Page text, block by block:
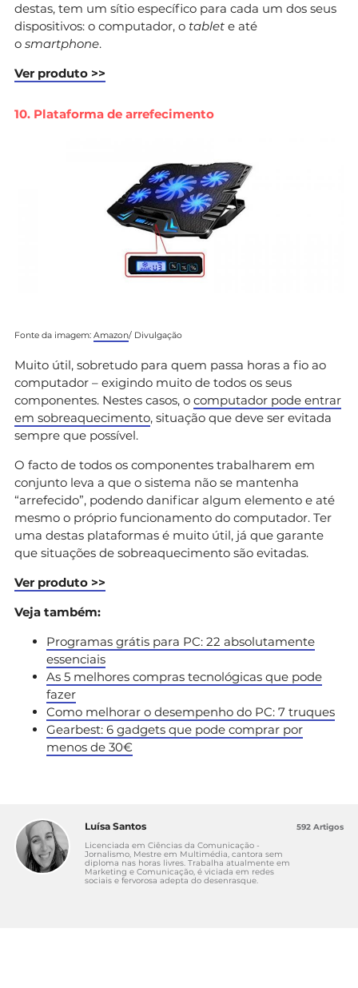
destas, tem um sítio específico para cada um dos seus
dispositivos: o computador, o tablet e até
o smartphone.
Ver produto >>
10. Plataforma de arrefecimento
Fonte da imagem: Amazon/ Divulgação
Muito útil, sobretudo para quem passa horas a fio ao
computador – exigindo muito de todos os seus
componentes. Nestes casos, o computador pode entrar
em sobreaquecimento, situação que deve ser evitada
sempre que possível.
O facto de todos os componentes trabalharem em
conjunto leva a que o sistema não se mantenha
“arrefecido”, podendo danificar algum elemento e até
mesmo o próprio funcionamento do computador. Ter
uma destas plataformas é muito útil, já que garante
que situações de sobreaquecimento são evitadas.
Ver produto >>
Veja também:
Programas grátis para PC: 22 absolutamente
essenciais
As 5 melhores compras tecnológicas que pode
fazer
Como melhorar o desempenho do PC: 7 truques
Gearbest: 6 gadgets que pode comprar por
menos de 30€
Luísa Santos
Licenciada em Ciências da Comunicação -
Jornalismo, Mestre em Multimédia, cantora sem
diploma nas horas livres. Trabalha atualmente em
Marketing e Comunicação, é viciada em redes
sociais e fervorosa adepta do desenrasque.
592 Artigos